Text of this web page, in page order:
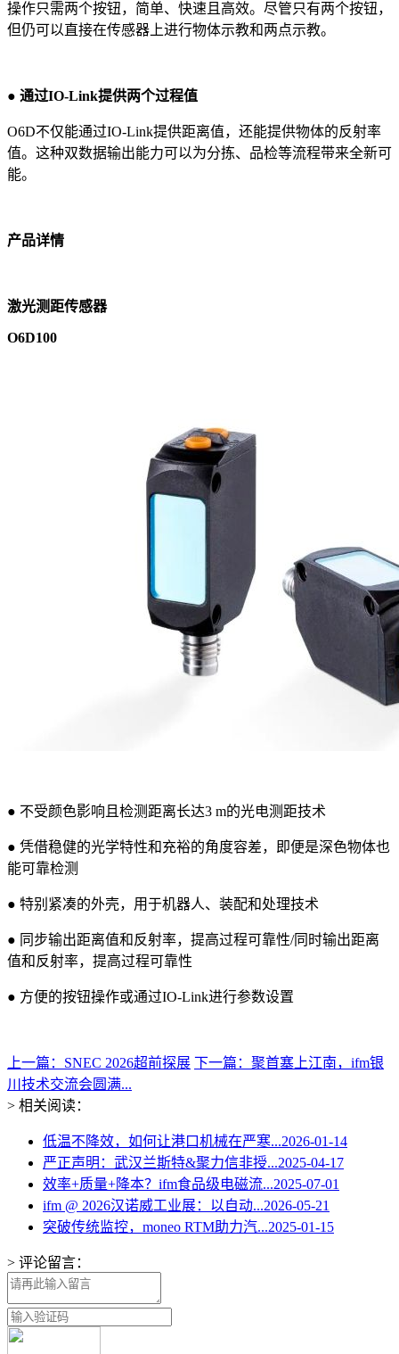
操作只需两个按钮，简单、快速且高效。尽管只有两个按钮，
但仍可以直接在传感器上进行物体示教和两点示教。
● 通过IO-Link提供两个过程值
O6D不仅能通过IO-Link提供距离值，还能提供物体的反射率
值。这种双数据输出能力可以为分拣、品检等流程带来全新可
能。
产品详情
激光测距传感器
O6D100
● 不受颜色影响且检测距离长达3 m的光电测距技术
● 凭借稳健的光学特性和充裕的角度容差，即便是深色物体也
能可靠检测
● 特别紧凑的外壳，用于机器人、装配和处理技术
● 同步输出距离值和反射率，提高过程可靠性/同时输出距离
值和反射率，提高过程可靠性
● 方便的按钮操作或通过IO-Link进行参数设置
上一篇：SNEC 2026超前探展 下一篇：聚首塞上江南，ifm银
川技术交流会圆满...
> 相关阅读：
低温不降效，如何让港口机械在严寒...2026-01-14
严正声明：武汉兰斯特&聚力信非授...2025-04-17
效率+质量+降本？ifm食品级电磁流...2025-07-01
ifm @ 2026汉诺威工业展：以自动...2026-05-21
突破传统监控，moneo RTM助力汽...2025-01-15
> 评论留言：